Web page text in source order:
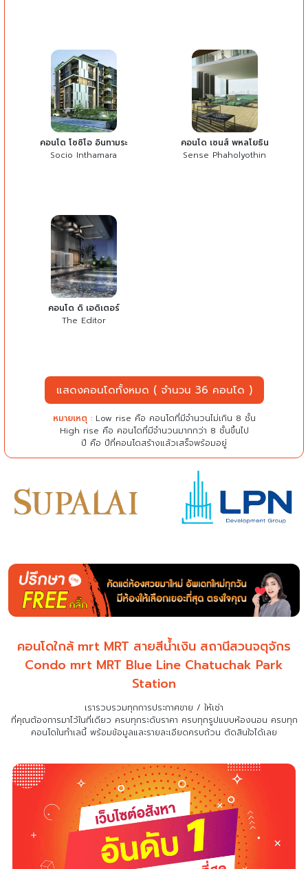
คอนโด โซซิโอ อินทามระ
Socio Inthamara
คอนโด เซนส์ พหลโยธิน
Sense Phaholyothin
คอนโด ดิ เอดิเตอร์
The Editor
แสดงคอนโดทั้งหมด ( จำนวน 36 คอนโด )
หมายเหตุ : Low rise คือ คอนโดที่มีจำนวนไม่เกิน 8 ชั้น
High rise คือ คอนโดที่มีจำนวนมากกว่า 8 ชั้นขึ้นไป
ปี คือ ปีที่คอนโดสร้างแล้วเสร็จพร้อมอยู่
คอนโดใกล้ mrt MRT สายสีน้ำเงิน สถานีสวนจตุจักร
Condo mrt MRT Blue Line Chatuchak Park
Station
เรารวบรวมทุกการประกาศขาย / ให้เช่า
ที่คุณต้องการมาไว้ในที่เดียว ครบทุกระดับราคา ครบทุกรูปแบบห้องนอน ครบทุก
คอนโดในทำเลนี้ พร้อมข้อมูลและรายละเอียดครบถ้วน ตัดสินใจได้เลย